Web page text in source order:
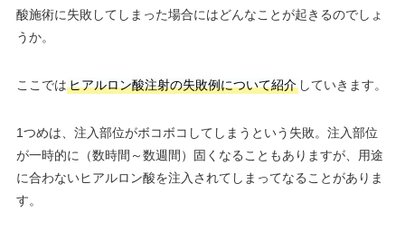
酸施術に失敗してしまった場合にはどんなことが起きるのでしょ
うか。
ここではヒアルロン酸注射の失敗例について紹介していきます。
1つめは、注入部位がボコボコしてしまうという失敗。注入部位
が一時的に（数時間～数週間）固くなることもありますが、用途
に合わないヒアルロン酸を注入されてしまってなることがありま
す。